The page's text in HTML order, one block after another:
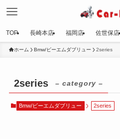
TOP 長崎本店 福岡店 佐世保店
ホーム Bmw/ビーエムダブリュー 2series
2series – category –
Bmw/ビーエムダブリュー 2series